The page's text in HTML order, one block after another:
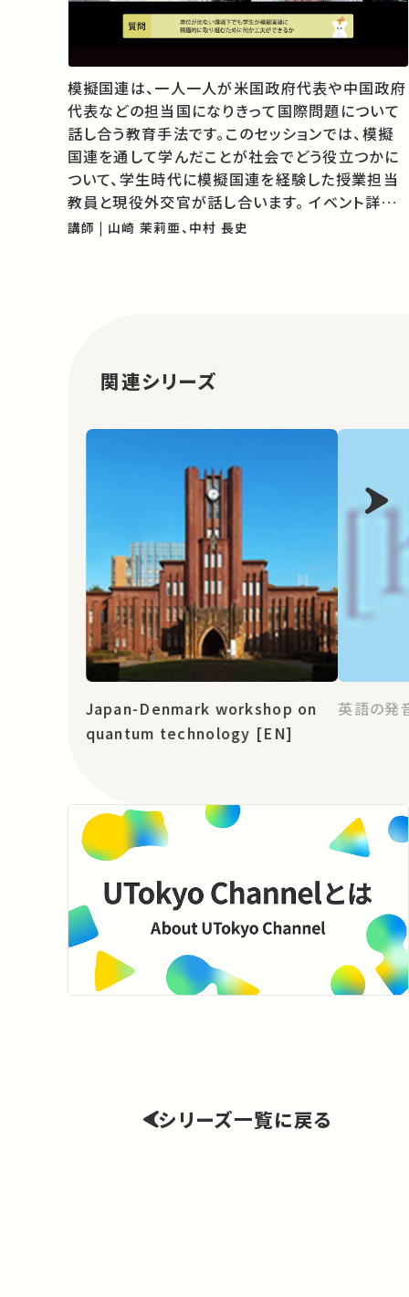
模擬国連は、一人一人が米国政府代表や中国政府
代表などの担当国になりきって国際問題について
話し合う教育手法です。このセッションでは、模擬
国連を通して学んだことが社会でどう役立つかに
ついて、学生時代に模擬国連を経験した授業担当
教員と現役外交官が話し合います。 イベント詳細
はこちら。 主催：東京大学大学院総合文化研究科・
講師 | 山崎 茉莉亜、中村 長史
関連シリーズ
Japan-Denmark workshop on
quantum technology [EN]
英語の発
シリーズ一覧に戻る